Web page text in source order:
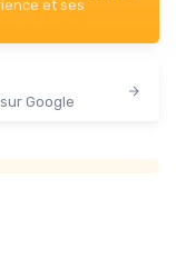
et ses
Google